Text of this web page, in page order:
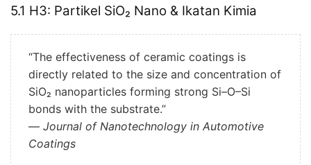
5.1 H3: Partikel SiO₂ Nano & Ikatan Kimia
“The effectiveness of ceramic coatings is
directly related to the size and concentration of
SiO₂ nanoparticles forming strong Si–O–Si
bonds with the substrate.”
— Journal of Nanotechnology in Automotive
Coatings